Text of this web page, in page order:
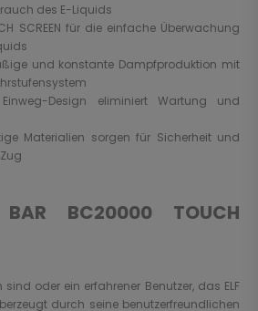
des E-Liquids
SCREEN für die einfache Überwachung
und konstante Dampfproduktion mit
Einweg-Design eliminiert Wartung und
Materialien sorgen für Sicherheit und
BC20000 TOUCH
oder ein erfahrener Benutzer, das ELF
durch seine benutzerfreundlichen